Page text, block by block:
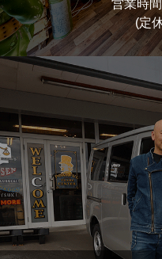
営業時
(定